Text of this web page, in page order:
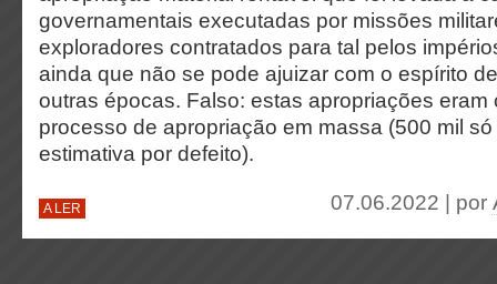
governamentais executadas por missões
exploradores contratados para tal pelos
ainda que não se pode ajuizar com o espírito
outras épocas. Falso: estas apropriações eram
processo de apropriação em massa (500 mil
estimativa por defeito).
A LER 07.06.2022 | por